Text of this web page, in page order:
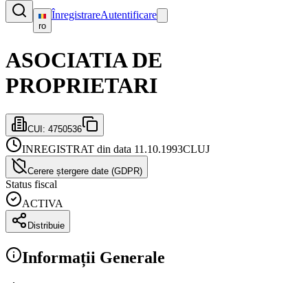
ro
ÎnregistrareAutentificare
ASOCIATIA DE
PROPRIETARI
CUI: 4750536
INREGISTRAT din data 11.10.1993CLUJ
Cerere ștergere date (GDPR)
Status fiscal
ACTIVA
Distribuie
Informații Generale